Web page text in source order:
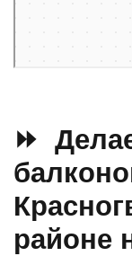
⏩
районе